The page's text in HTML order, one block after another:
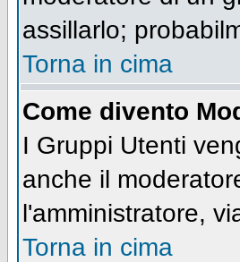
assillarlo;
Torna in cima
Come divento
I Gruppi Utenti
anche il
l'amministratore,
Torna in cima